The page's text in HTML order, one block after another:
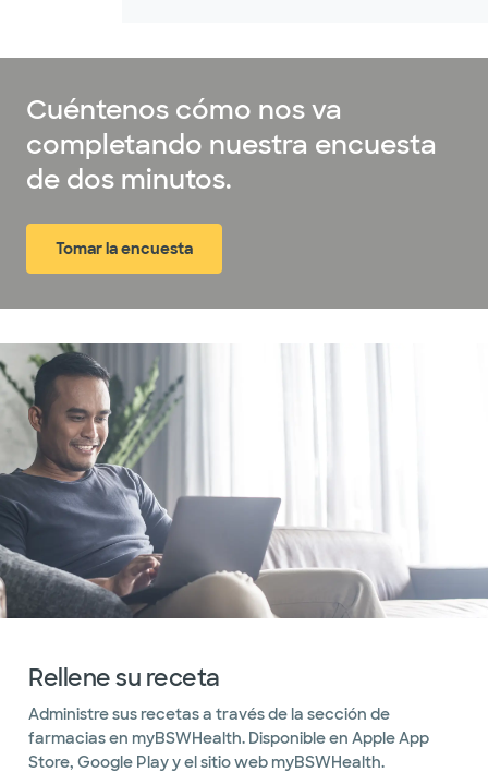
Cuéntenos cómo nos va
completando nuestra encuesta
de dos minutos.
Tomar la encuesta(abre en ventana nueva)
Rellene su receta
Administre sus recetas a través de la sección de
farmacias en myBSWHealth. Disponible en Apple App
Store, Google Play y el sitio web myBSWHealth.